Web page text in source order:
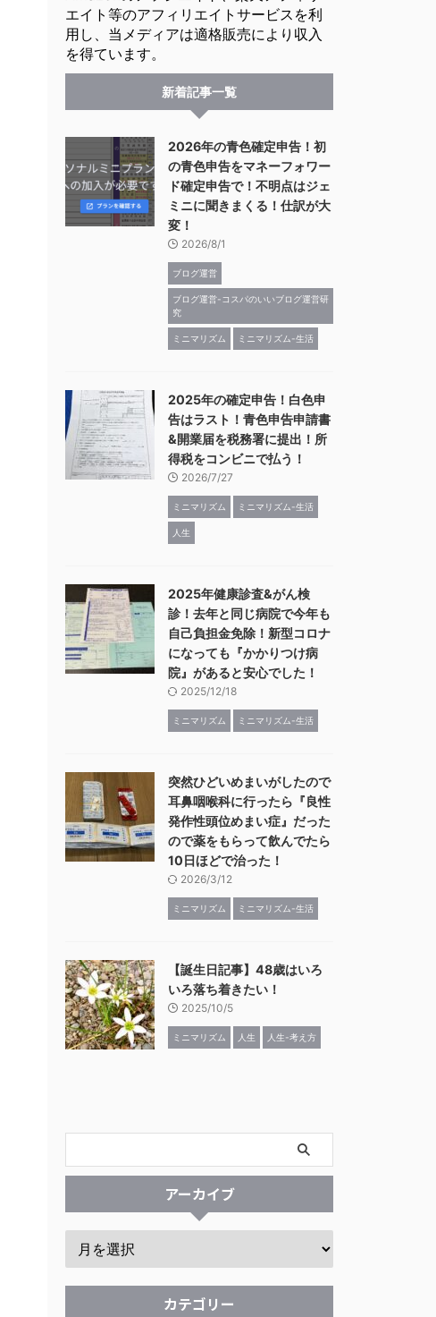
エイト等のアフィリエイトサービスを利
用し、当メディアは適格販売により収入
を得ています。
新着記事一覧
2026年の青色確定申告！初
の青色申告をマネーフォワー
ド確定申告で！不明点はジェ
ミニに聞きまくる！仕訳が大
変！
2026/8/1
ブログ運営
ブログ運営-コスパのいいブログ運営研
究
ミニマリズム ミニマリズム-生活
2025年の確定申告！白色申
告はラスト！青色申告申請書
&開業届を税務署に提出！所
得税をコンビニで払う！
2026/7/27
ミニマリズム ミニマリズム-生活
人生
2025年健康診査&がん検
診！去年と同じ病院で今年も
自己負担金免除！新型コロナ
になっても『かかりつけ病
院』があると安心でした！
2025/12/18
ミニマリズム ミニマリズム-生活
突然ひどいめまいがしたので
耳鼻咽喉科に行ったら『良性
発作性頭位めまい症』だった
ので薬をもらって飲んでたら
10日ほどで治った！
2026/3/12
ミニマリズム ミニマリズム-生活
【誕生日記事】48歳はいろ
いろ落ち着きたい！
2025/10/5
ミニマリズム 人生 人生-考え方
アーカイブ
カテゴリー